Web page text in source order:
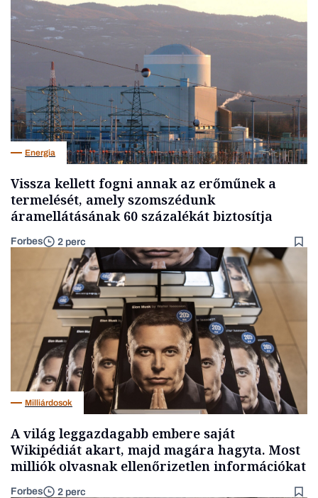
Energia
Vissza kellett fogni annak az erőműnek a
termelését, amely szomszédunk
áramellátásának 60 százalékát biztosítja
Forbes 2 perc
Milliárdosok
A világ leggazdagabb embere saját
Wikipédiát akart, majd magára hagyta. Most
milliók olvasnak ellenőrizetlen információkat
Forbes 2 perc